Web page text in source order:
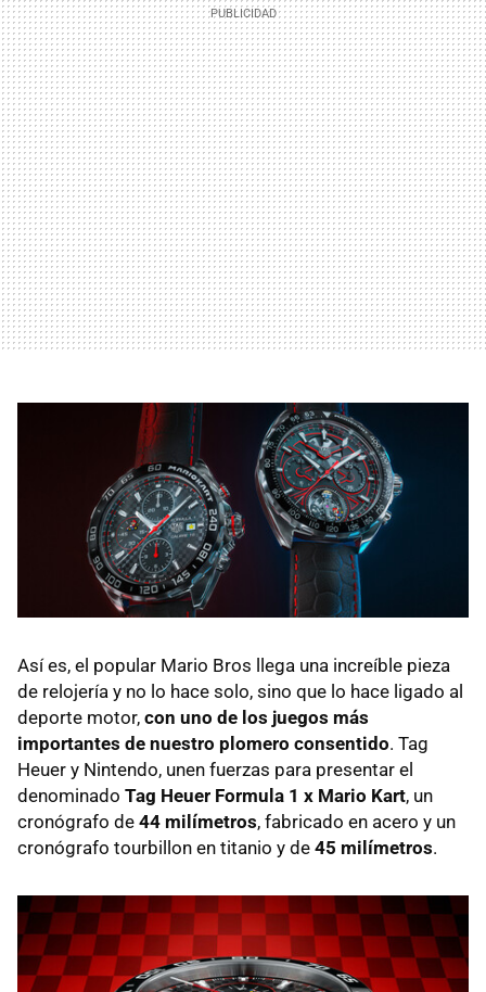
Así es, el popular Mario Bros llega una increíble pieza
de relojería y no lo hace solo, sino que lo hace ligado al
deporte motor, con uno de los juegos más
importantes de nuestro plomero consentido. Tag
Heuer y Nintendo, unen fuerzas para presentar el
denominado Tag Heuer Formula 1 x Mario Kart, un
cronógrafo de 44 milímetros, fabricado en acero y un
cronógrafo tourbillon en titanio y de 45 milímetros.